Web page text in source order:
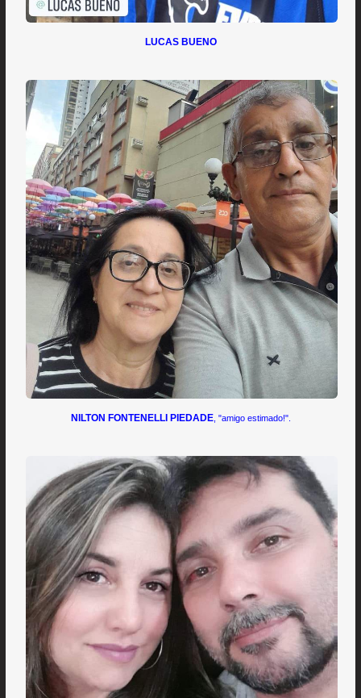
LUCAS BUENO
NILTON FONTENELLI PIEDADE, "amigo estimado!".